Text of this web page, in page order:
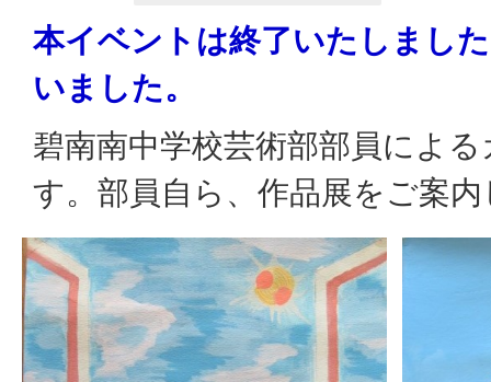
本イベントは終了いたしまし
いました。
碧南南中学校芸術部部員によ
す。部員自ら、作品展をご案